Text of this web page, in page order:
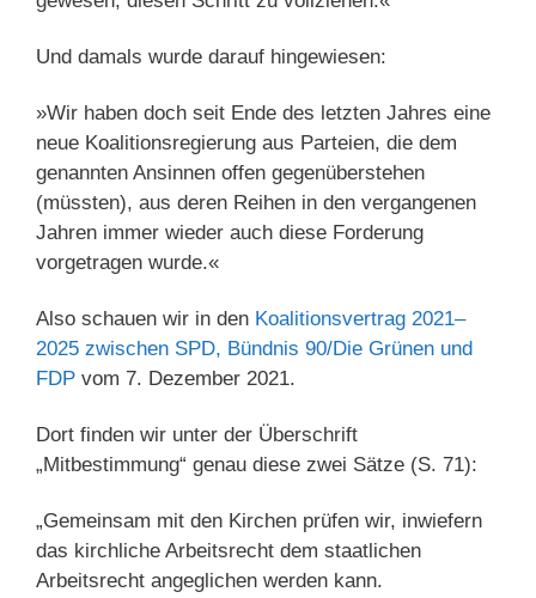
Und damals wurde darauf hingewiesen:
»Wir haben doch seit Ende des letzten Jahres eine
neue Koalitionsregierung aus Parteien, die dem
genannten Ansinnen offen gegenüberstehen
(müssten), aus deren Reihen in den vergangenen
Jahren immer wieder auch diese Forderung
vorgetragen wurde.«
Also schauen wir in den Koalitionsvertrag 2021–
2025 zwischen SPD, Bündnis 90/Die Grünen und
FDP vom 7. Dezember 2021.
Dort finden wir unter der Überschrift
„Mitbestimmung“ genau diese zwei Sätze (S. 71):
„Gemeinsam mit den Kirchen prüfen wir, inwiefern
das kirchliche Arbeitsrecht dem staatlichen
Arbeitsrecht angeglichen werden kann.